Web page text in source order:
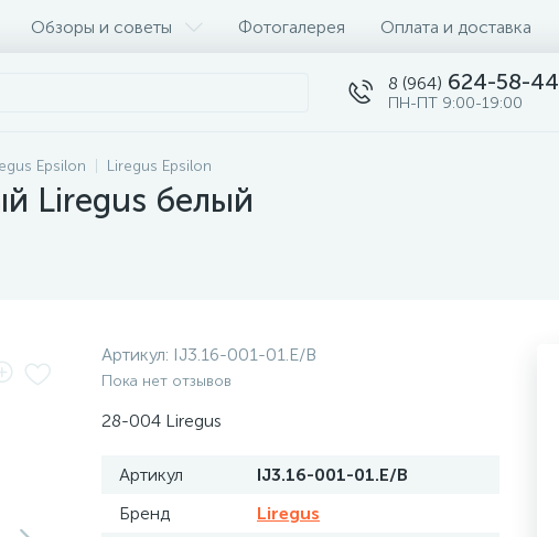
Обзоры и советы Фотогалерея Оплата и доставка
8 (964) 624-58-44
ПН-ПТ 9:00-19:00
Epsilon Liregus Epsilon
Liregus белый
Артикул: IJ3.16-001-01.E/B
Пока нет отзывов
28-004 Liregus
Артикул
IJ3.16-001-01.E/B
Бренд
Liregus